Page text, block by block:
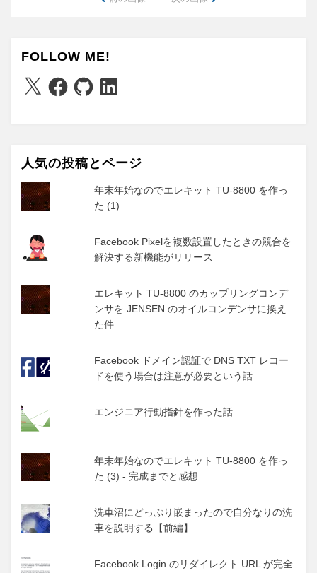
FOLLOW ME!
X Facebook
GitHubLinkedIn
人気の投稿とページ
年末年始なのでエレキット TU-8800 を作っ
た (1)
Facebook Pixelを複数設置したときの競合を
解決する新機能がリリース
エレキット TU-8800 のカップリングコンデ
ンサを JENSEN のオイルコンデンサに換え
た件
Facebook ドメイン認証で DNS TXT レコー
ドを使う場合は注意が必要という話
エンジニア行動指針を作った話
年末年始なのでエレキット TU-8800 を作っ
た (3) - 完成までと感想
洗車沼にどっぷり嵌まったので自分なりの洗
車を説明する【前編】
Facebook Login のリダイレクト URL が完全